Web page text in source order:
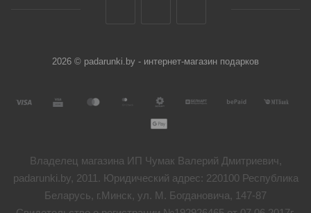
2026 © padarunki.by - интернет-магазин подарков
Владелец магазина ИП Чумак Валерий Дмитриевич,
padarunki.by, 2011. Юридический адрес: 220100 Республика
Беларусь, г.Минск, ул. М. Богдановича, 147-87